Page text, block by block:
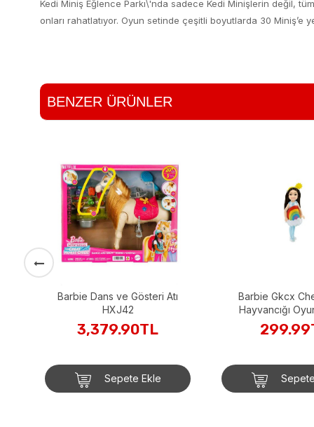
Kedi Miniş Eğlence Parkı\'nda sadece Kedi Minişlerin değil,
onları rahatlatıyor. Oyun setinde çeşitli boyutlarda 30 Miniş’e
BENZER ÜRÜNLER
Barbie Dans ve Gösteri Atı
HXJ42
3,379.90TL
Sepete Ekle
Barbie Gkcx
Hayvancığı
GHV69-